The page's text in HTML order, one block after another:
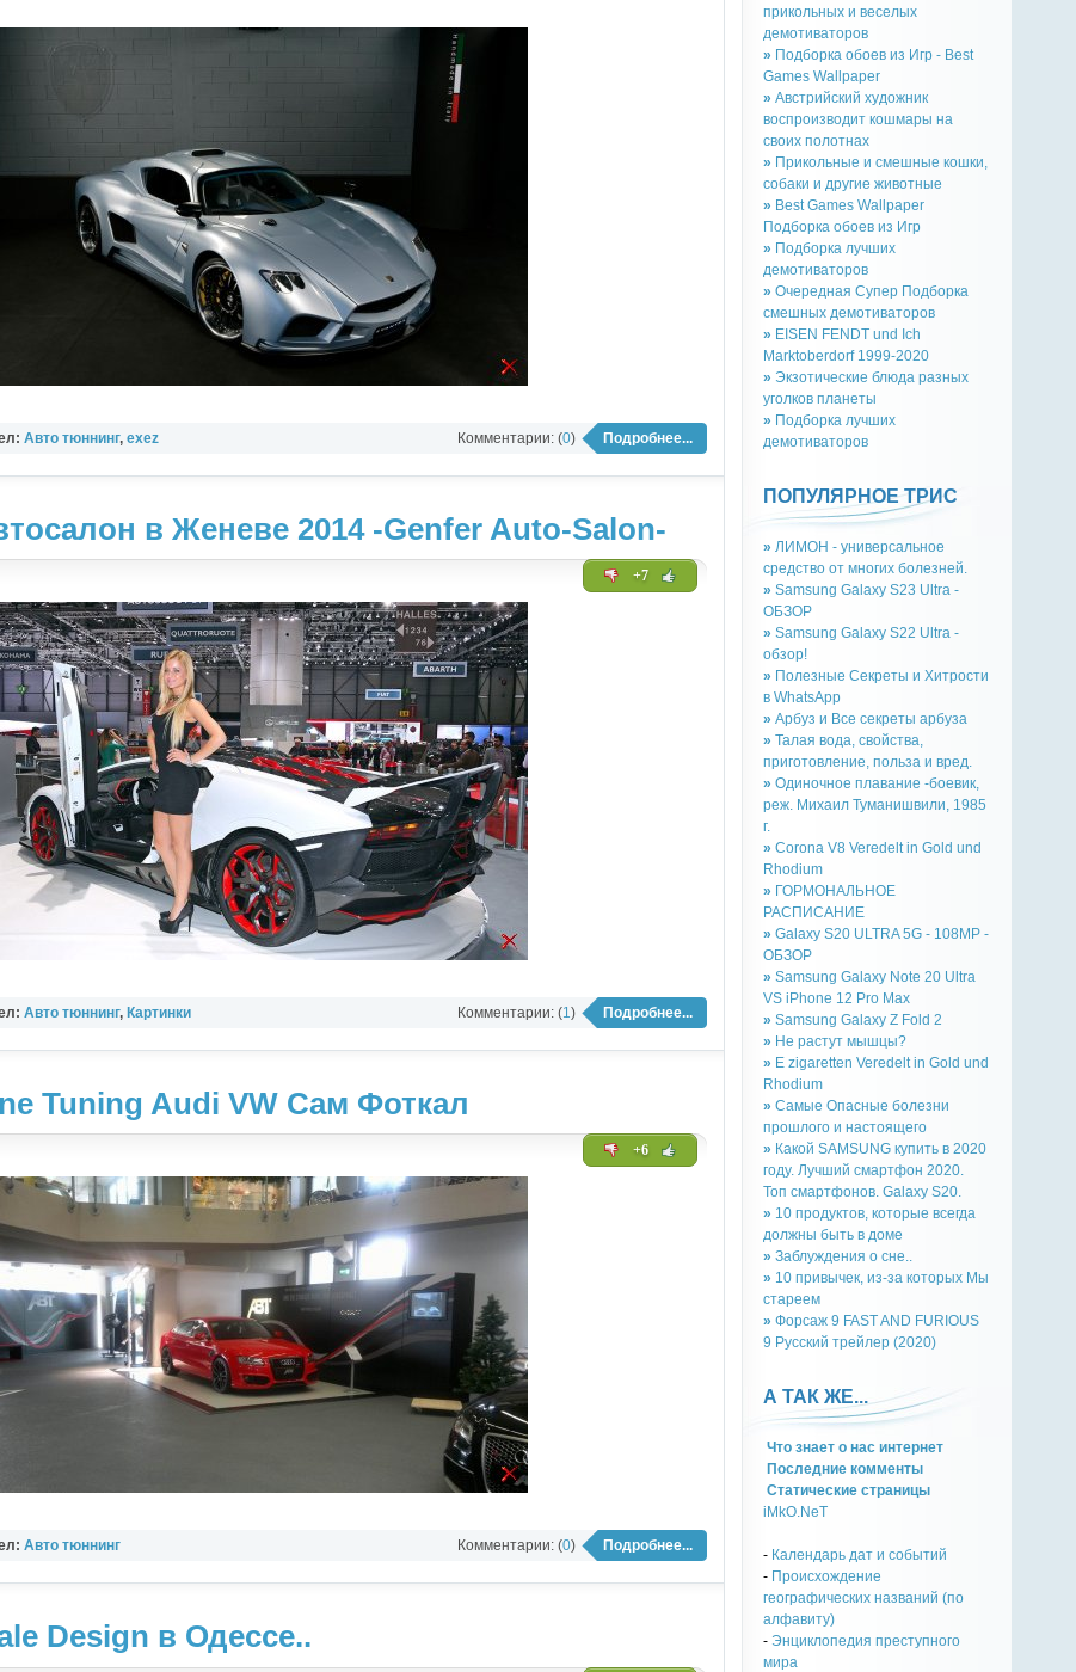
Подробнее...
Комментарии: (0)
Авто тюннинг, exez
в Женеве 2014 -Genfer Auto-Salon-
+7
Подробнее...
Комментарии: (1)
Авто тюннинг, Картинки
Tuning Audi VW Сам Фоткал
+6
Подробнее...
Комментарии: (0)
Авто тюннинг
Design в Одессе..
прикольных и веселых
демотиваторов
» Подборка обоев из Игр - Best
Games Wallpaper
» Австрийский художник
воспроизводит кошмары на
своих полотнах
» Прикольные и смешные кошки,
собаки и другие животные
» Best Games Wallpaper
Подборка обоев из Игр
» Подборка лучших
демотиваторов
» Очередная Супер Подборка
смешных демотиваторов
» EISEN FENDT und Ich
Marktoberdorf 1999-2020
» Экзотические блюда разных
уголков планеты
» Подборка лучших
демотиваторов
ПОПУЛЯРНОЕ ТРИС
» ЛИМОН - универсальное
средство от многих болезней.
» Samsung Galaxy S23 Ultra -
ОБЗОР
» Samsung Galaxy S22 Ultra -
обзор!
» Полезные Секреты и Хитрости
в WhatsApp
» Арбуз и Все секреты арбуза
» Талая вода, свойства,
приготовление, польза и вред.
» Одиночное плавание -боевик,
реж. Михаил Туманишвили, 1985
г.
» Corona V8 Veredelt in Gold und
Rhodium
» ГОРМОНАЛЬНОЕ
РАСПИСАНИЕ
» Galaxy S20 ULTRA 5G - 108MP -
ОБЗОР
» Samsung Galaxy Note 20 Ultra
VS iPhone 12 Pro Max
» Samsung Galaxy Z Fold 2
» Не растут мышцы?
» E zigaretten Veredelt in Gold und
Rhodium
» Самые Опасные болезни
прошлого и настоящего
» Какой SAMSUNG купить в 2020
году. Лучший смартфон 2020.
Топ смартфонов. Galaxy S20.
» 10 продуктов, которые всегда
должны быть в доме
» Заблуждения о сне..
» 10 привычек, из-за которых Мы
стареем
» Форсаж 9 FAST AND FURIOUS
9 Русский трейлер (2020)
А ТАК ЖЕ...
Что знает о нас интернет
Последние комменты
Cтатическиe страницы
iMkO.NeT
- Календарь дат и событий
- Происхождение
географических названий (по
алфавиту)
- Энциклопедия преступного
мира